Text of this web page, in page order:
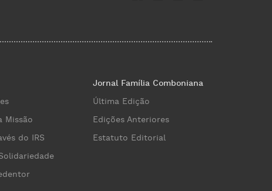
Missão
do IRS
Jornal Família Comboniana
Última Edição
Edições Anteriores
Estatuto Editorial